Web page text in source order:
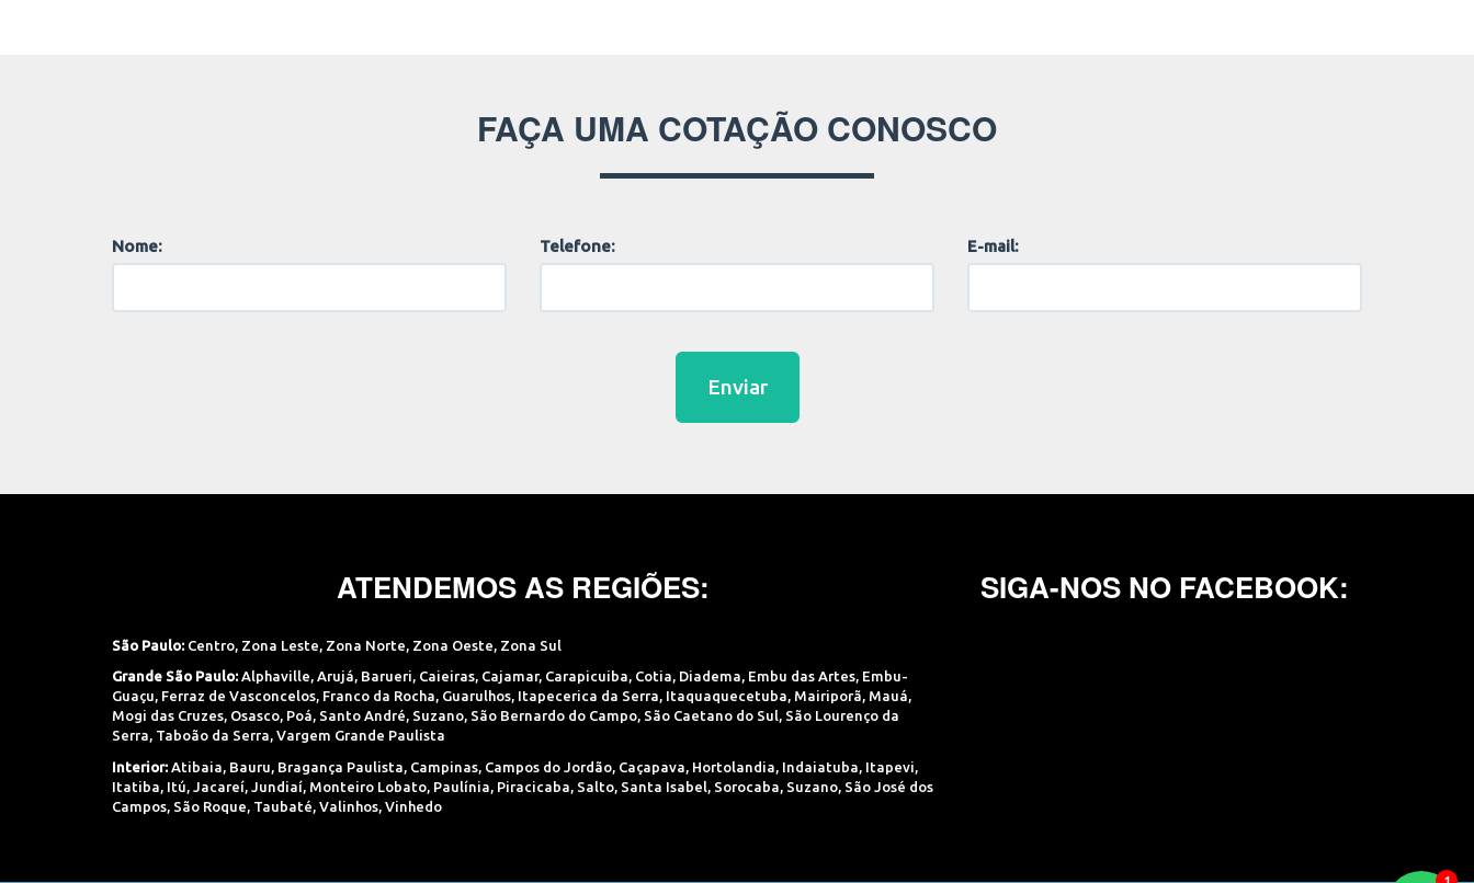
FAÇA UMA COTAÇÃO CONOSCO
Nome: Telefone: E-mail:
Enviar
ATENDEMOS AS REGIÕES:
São Paulo: Centro Zona Leste Zona Norte Zona Oeste Zona Sul
Grande São Paulo: Alphaville, Arujá, Barueri, Caieiras, Cajamar, Carapicuiba, Cotia, Diadema, Embu das Artes, Embu-
Guaçu, Ferraz de Vasconcelos, Franco da Rocha, Guarulhos, Itapecerica da Serra, Itaquaquecetuba, Mairiporã, Mauá,
Mogi das Cruzes, Osasco, Poá, Santo André, Suzano, São Bernardo do Campo, São Caetano do Sul, São Lourenço da
Serra, Taboão da Serra, Vargem Grande Paulista
Interior: Atibaia Bauru Bragança Paulista Campinas Campos do Jordão Caçapava Hortolandia Indaiatuba Itapevi
Itatiba Itú Jacareí Jundiaí Monteiro Lobato Paulínia Piracicaba Salto Santa Isabel Sorocaba Suzano São José dos
Campos São Roque Taubaté Valinhos Vinhedo
SIGA-NOS NO FACEBOOK: